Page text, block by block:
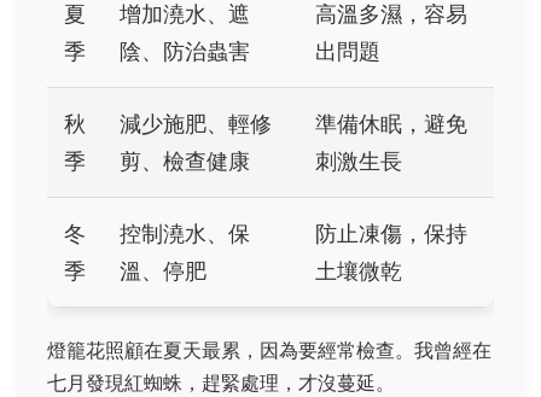
夏
季
增加澆水、遮
陰、防治蟲害
高溫多濕，容易
出問題
秋
季
減少施肥、輕修
剪、檢查健康
準備休眠，避免
刺激生長
冬
季
控制澆水、保
溫、停肥
防止凍傷，保持
土壤微乾
燈籠花照顧在夏天最累，因為要經常檢查。我曾經在
七月發現紅蜘蛛，趕緊處理，才沒蔓延。